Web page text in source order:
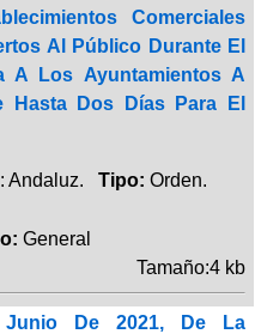
Comerciales
Al Público Durante El
A Los Ayuntamientos A
Hasta Dos Días Para El
: Andaluz. Tipo: Orden.
General
Tamaño:4 kb
De 2021, De La